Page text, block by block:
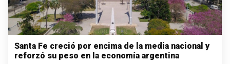
Santa Fe creció por encima de la media nacional y
reforzó su peso en la economía argentina